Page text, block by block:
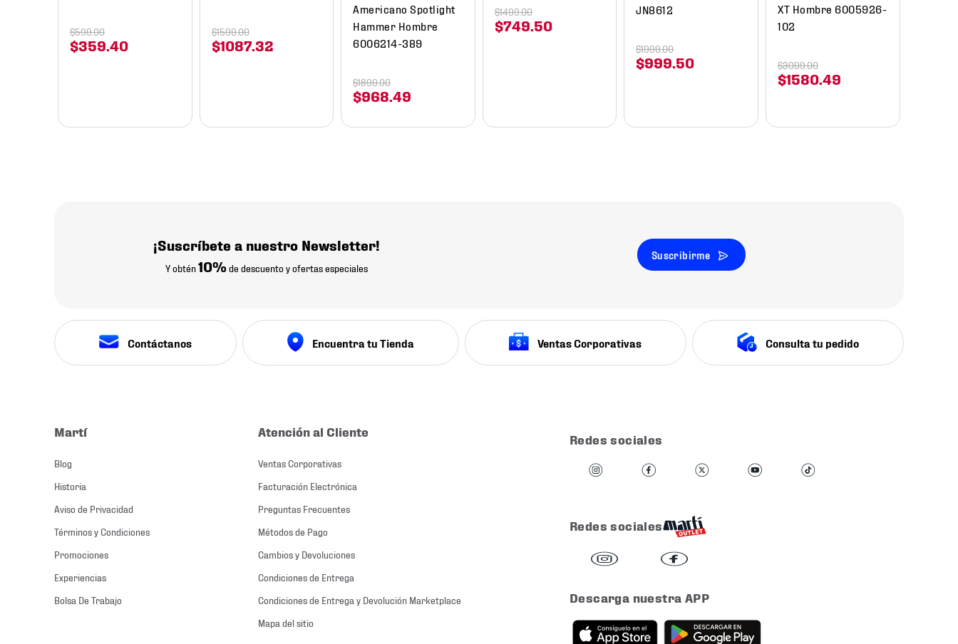
$359 40
$599.00
$1087. 32
$1599.00
Americano Spotlight
Hammer Hombre
6006214-389
$968 .49
$1899.00
$749 50
$1499.00
JN8612
$999 50
$1999.00
XT Hombre 6005926-
102
$1580 .49
$3099.00
¡Suscríbete a nuestro Newsletter!
Y obtén10% de descuento y ofertas especiales
Suscribirme
Contáctanos Encuentra tu Tienda Ventas Corporativas Consulta tu pedido
Martí
Blog
Historia
Aviso de Privacidad
Términos y Condiciones
Promociones
Experiencias
Bolsa De Trabajo
Atención al Cliente
Ventas Corporativas
Facturación Electrónica
Preguntas Frecuentes
Métodos de Pago
Cambios y Devoluciones
Condiciones de Entrega
Condiciones de Entrega y Devolución Marketplace
Mapa del sitio
Redes sociales
Redes sociales
Descarga nuestra APP